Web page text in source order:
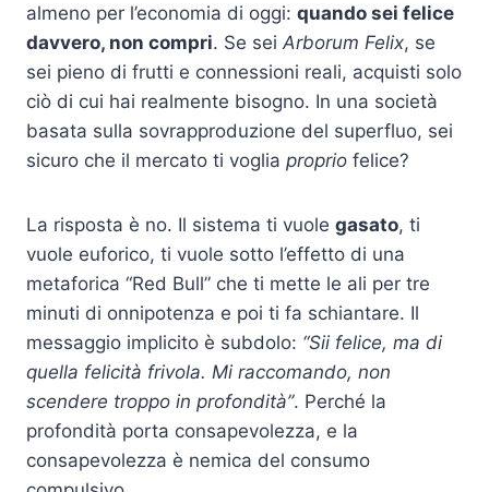
almeno per l’economia di oggi: quando sei felice
davvero, non compri. Se sei Arborum Felix, se
sei pieno di frutti e connessioni reali, acquisti solo
ciò di cui hai realmente bisogno. In una società
basata sulla sovrapproduzione del superfluo, sei
sicuro che il mercato ti voglia proprio felice?
La risposta è no. Il sistema ti vuole gasato, ti
vuole euforico, ti vuole sotto l’effetto di una
metaforica “Red Bull” che ti mette le ali per tre
minuti di onnipotenza e poi ti fa schiantare. Il
messaggio implicito è subdolo: “Sii felice, ma di
quella felicità frivola. Mi raccomando, non
scendere troppo in profondità”. Perché la
profondità porta consapevolezza, e la
consapevolezza è nemica del consumo